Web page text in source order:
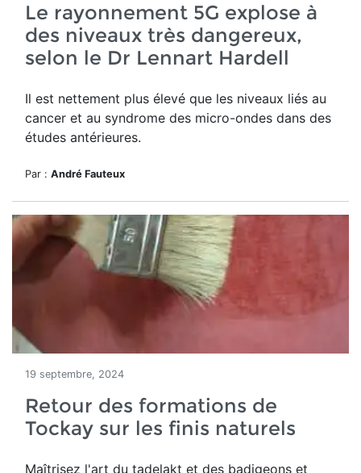
Le rayonnement 5G explose à
des niveaux très dangereux,
selon le Dr Lennart Hardell
Il est nettement plus élevé que les niveaux liés au
cancer et au syndrome des micro-ondes dans des
études antérieures.
Par : André Fauteux
19 septembre, 2024
Retour des formations de
Tockay sur les finis naturels
Maîtrisez l'art du tadelakt et des badigeons et